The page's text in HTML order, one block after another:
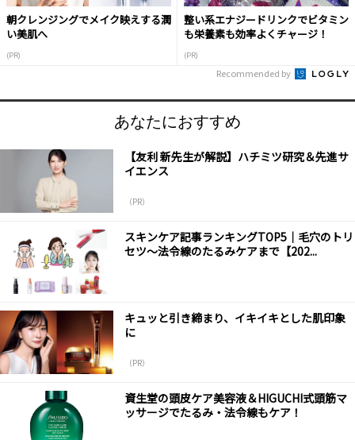
朝クレンジングでメイク映えする潤
い美肌へ
(PR)
整い系エナジードリンクでビタミン
も栄養素も効率よくチャージ！
(PR)
Recommended by
あなたにおすすめ
【友利 新先生が解説】ハチミツ研究＆先進サ
イエンス
（PR）
スキンケア記事ランキングTOP5｜毛穴のトリ
セツ〜法令線のたるみケアまで【202...
キュッと引き締まり、イキイキとした肌印象
に
（PR）
資生堂の頭皮ケア美容液＆HIGUCHI式頭筋マ
ッサージでたるみ・法令線もケア！